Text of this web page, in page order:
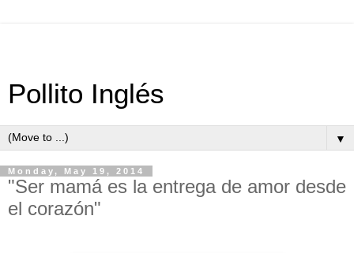
Pollito Inglés
▼
Monday, May 19, 2014
"Ser mamá es la entrega de amor desde
el corazón"